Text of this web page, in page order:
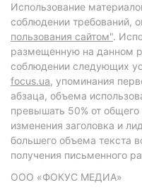
Использование
соблюдении требований,
пользования сайтом".
размещенную на данном
соблюдении следующих
focus.ua, упоминания
абзаца, объема
превышать 50% от общего
изменения заголовка и
большего объема текста
получения письменного
ООО «ФОКУС МЕДИА»